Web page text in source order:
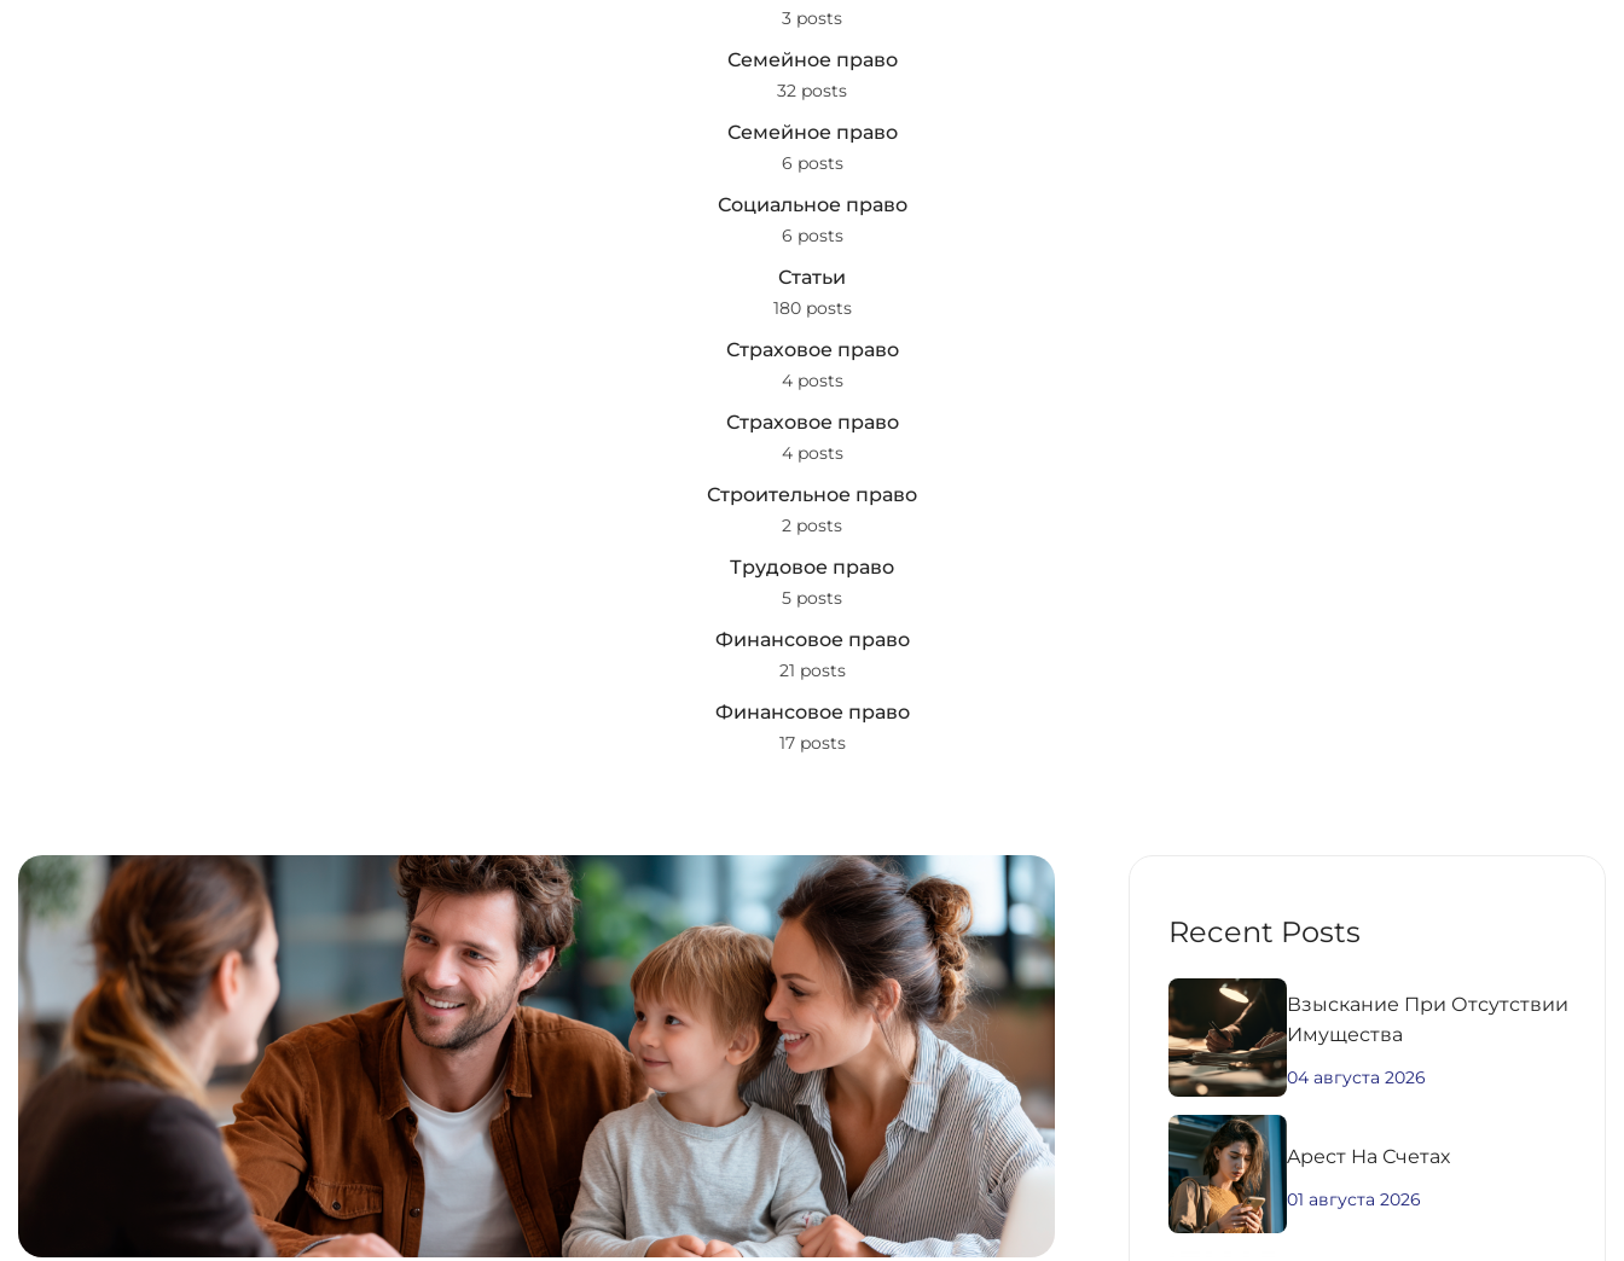
3 posts
Семейное право
32 posts
Семейное право
6 posts
Социальное право
6 posts
Статьи
180 posts
Страховое право
4 posts
Страховое право
4 posts
Строительное право
2 posts
Трудовое право
5 posts
Финансовое право
21 posts
Финансовое право
17 posts
Recent Posts
Взыскание При Отсутствии
Имущества
04 августа 2026
Aрест На Счетах
01 августа 2026